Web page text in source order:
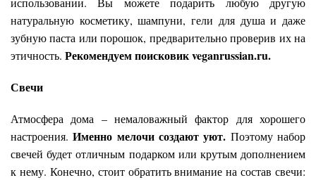
натуральную косметику, шампуни, гели для душа и даже
зубную паста или порошок, предварительно проверив их на
этичность. Рекомендуем поисковикveganrussian.ru.
Свечи
Атмосфера дома – немаловажный фактор для хорошего
настроения.Именно мелочи создают уют. Поэтому набор
свечей будет отличным подарком или крутым дополнением
к нему. Конечно, стоит обратить внимание на состав свечи: